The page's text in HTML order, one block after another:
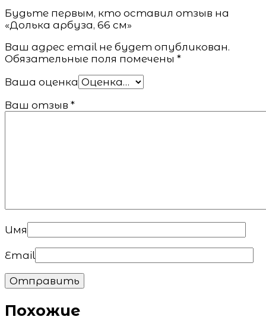
Будьте первым, кто оставил отзыв на
«Долька арбуза, 66 см»
Ваш адрес email не будет опубликован.
Обязательные поля помечены *
Ваша оценка
Ваш отзыв *
Имя
Email
Похожие